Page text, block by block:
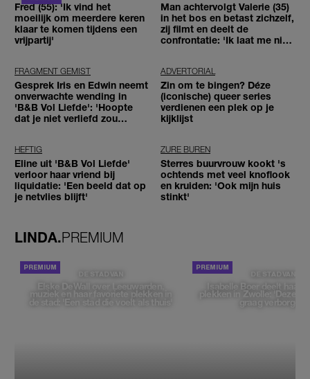
Fred (55): 'Ik vind het
moeilijk om meerdere keren
klaar te komen tijdens een
vrijpartij'
Man achtervolgt Valerie (35)
in het bos en betast zichzelf,
zij filmt en deelt de
confrontatie: 'Ik laat me niet
FRAGMENT GEMIST
Gesprek Iris en Edwin neemt
onverwachte wending in
'B&B Vol Liefde': 'Hoopte
dat je niet verliefd zou
ADVERTORIAL
Zin om te bingen? Déze
(iconische) queer series
verdienen een plek op je
kijklijst
HEFTIG
Eline uit 'B&B Vol Liefde'
verloor haar vriend bij
liquidatie: 'Een beeld dat op
je netvlies blijft'
ZURE BUREN
Sterres buurvrouw kookt 's
ochtends met veel knoflook
en kruiden: 'Ook mijn huis
stinkt'
LINDA.PREMIUM
DE STAD VAN
Elske DeWall over Leeuwarden,
muziek en haar favoriete plekken in
de stad: 'Een stad die voelt als thuis'
DE STAD VAN
Isabelle Boer deelt haar
plekken in Zwolle: 'Deze
graag verborgen'